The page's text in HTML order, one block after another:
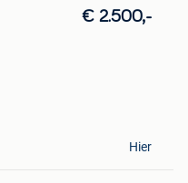
€ 2.500,-
Hier